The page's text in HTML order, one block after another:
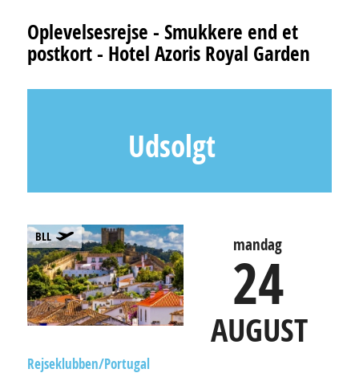
Oplevelsesrejse - Smukkere end et
postkort - Hotel Azoris Royal Garden
Udsolgt
BLL mandag
24
AUGUST
Rejseklubben Portugal